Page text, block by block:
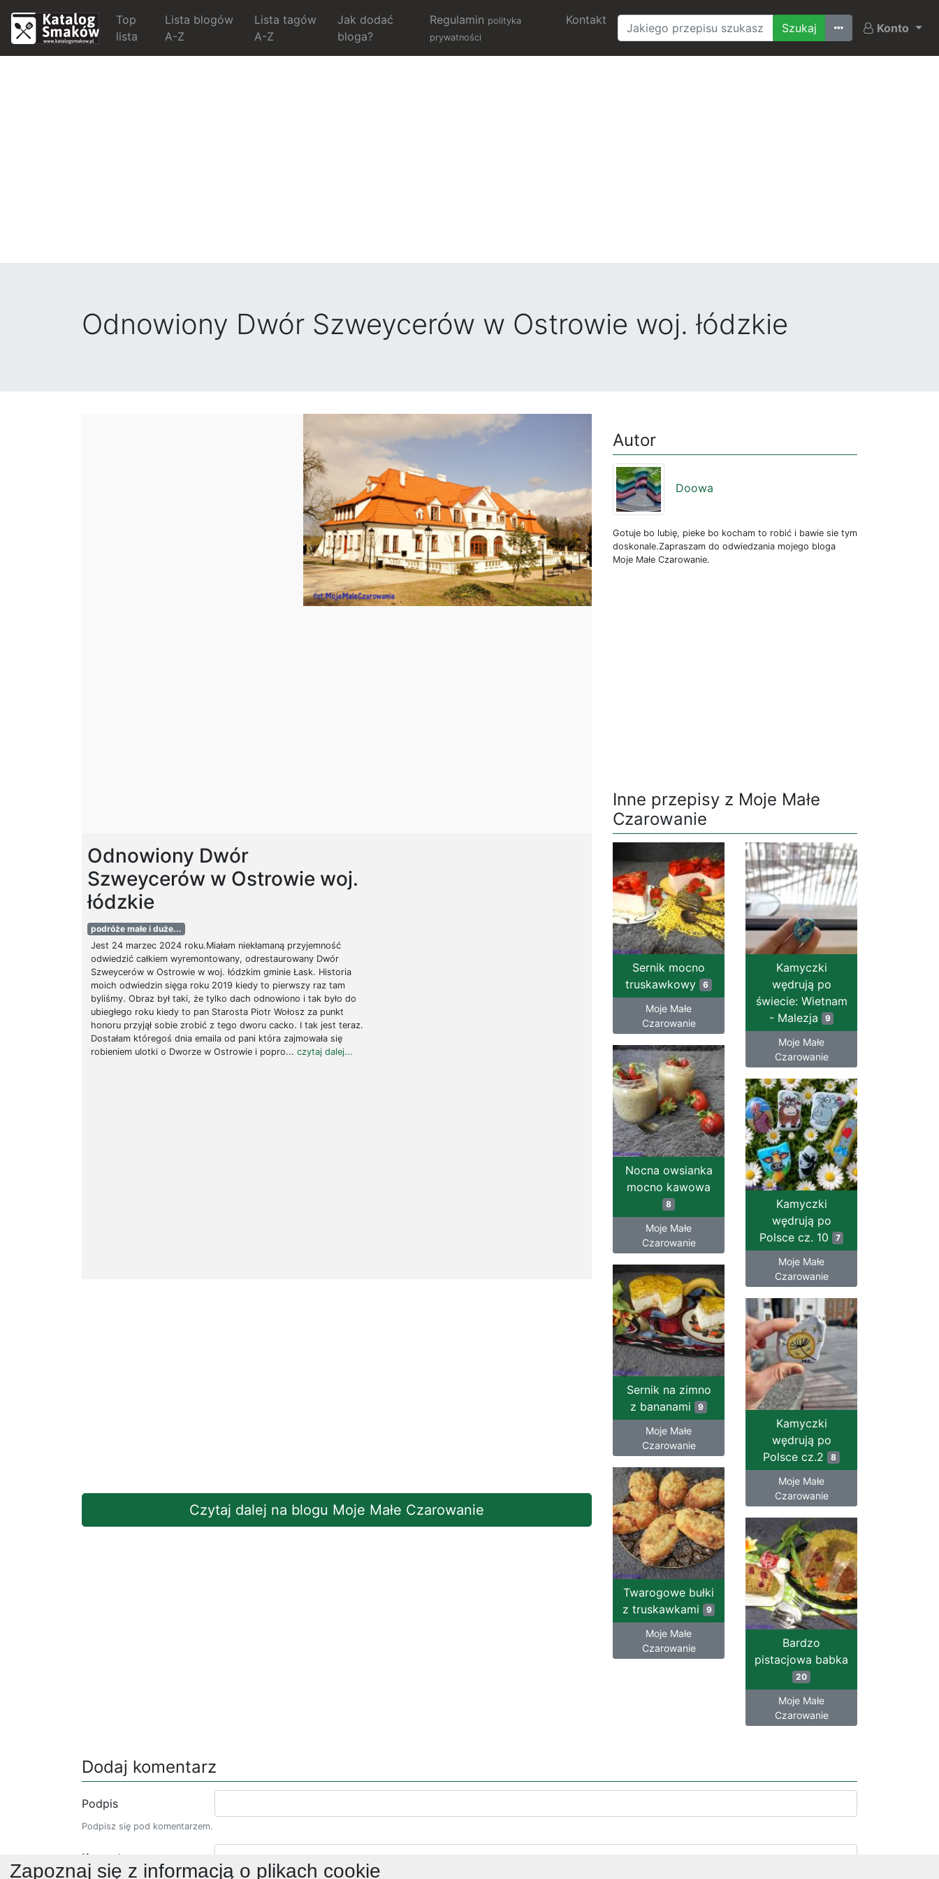
Top
lista
Lista blogów
A-Z
Lista tagów
A-Z
Jak dodać
bloga?
Regulamin polityka
prywatności
Kontakt
Ostatnio szukane
Konto
Odnowiony Dwór Szweycerów w Ostrowie woj. łódzkie
Odnowiony Dwór
Szweycerów w Ostrowie woj.
łódzkie
podróże małe i duże...
Jest 24 marzec 2024 roku.Miałam niekłamaną przyjemność
odwiedzić całkiem wyremontowany, odrestaurowany Dwór
Szweycerów w Ostrowie w woj. łódzkim gminie Łask. Historia
moich odwiedzin sięga roku 2019 kiedy to pierwszy raz tam
byliśmy. Obraz był taki, że tylko dach odnowiono i tak było do
ubiegłego roku kiedy to pan Starosta Piotr Wołosz za punkt
honoru przyjął sobie zrobić z tego dworu cacko. I tak jest teraz.
Dostałam któregoś dnia emaila od pani która zajmowała się
robieniem ulotki o Dworze w Ostrowie i popro... czytaj dalej...
Czytaj dalej na blogu Moje Małe Czarowanie
Autor
Doowa
Gotuje bo lubię, pieke bo kocham to robić i bawie sie tym
doskonale.Zapraszam do odwiedzania mojego bloga
Moje Małe Czarowanie.
Inne przepisy z Moje Małe
Czarowanie
Sernik mocno
truskawkowy 6
Moje Małe
Czarowanie
Kamyczki
wędrują po
świecie: Wietnam
- Malezja
9
Moje Małe
Czarowanie
Nocna owsianka
mocno kawowa
8
Moje Małe
Czarowanie
Kamyczki
wędrują po
Polsce cz. 10
7
Moje Małe
Czarowanie
Sernik na zimno
z bananami 9
Moje Małe
Czarowanie
Kamyczki
wędrują po
Polsce cz.2 8
Moje Małe
Czarowanie
Twarogowe bułki
z truskawkami
9
Moje Małe
Czarowanie
Bardzo
pistacjowa babka
20
Moje Małe
Czarowanie
Dodaj komentarz
Podpis
Podpisz się pod komentarzem.
Komentarz
Zapoznaj się z informacją o plikach cookie